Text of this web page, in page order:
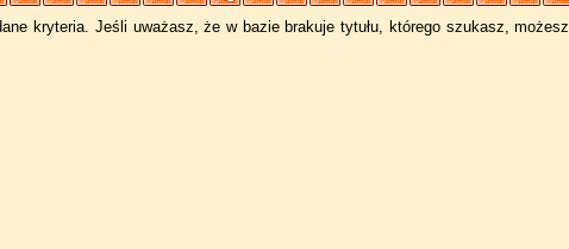
kryteria. Jeśli uważasz, że w bazie brakuje tytułu, którego szukasz, możesz